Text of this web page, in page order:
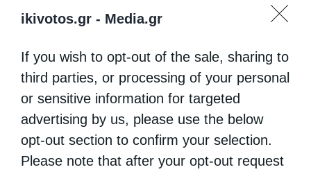
ikivotos.gr - Media.gr
If you wish to opt-out of the sale, sharing to
third parties, or processing of your personal
or sensitive information for targeted
advertising by us, please use the below
opt-out section to confirm your selection.
Please note that after your opt-out request